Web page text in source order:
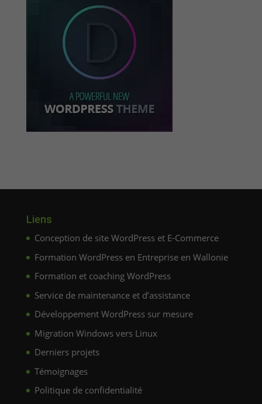
Liens
Conception de site WordPress et E-Commerce
Formation WordPress en Entreprise en Wallonie
Formation et coaching WordPress
Service de maintenance et d’assistance
Développement WordPress sur mesure
Migration Windows vers Linux
Derniers projets
Témoignages
Politique de confidentialité